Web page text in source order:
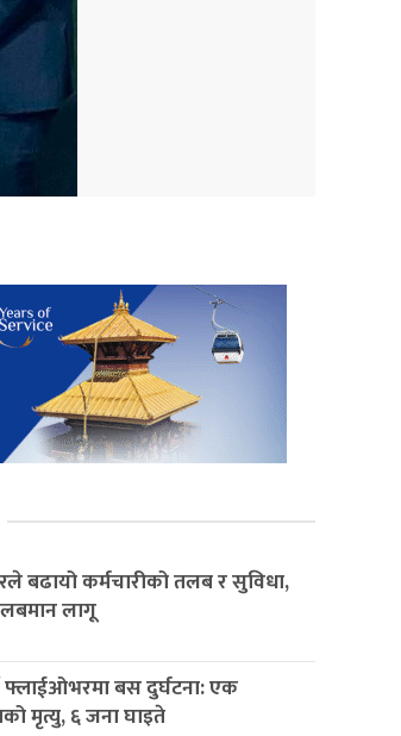
बढायो कर्मचारीको तलब र सुविधा,
लागू
फ्लाईओभरमा बस दुर्घटना: एक
मृत्यु, ६ जना घाइते